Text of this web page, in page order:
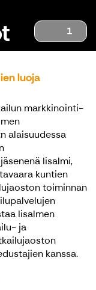
1
luoja
markkinointi-
alaisuudessa
Iisalmi,
kuntien
toiminnan
Iisalmen
ja
kanssa.